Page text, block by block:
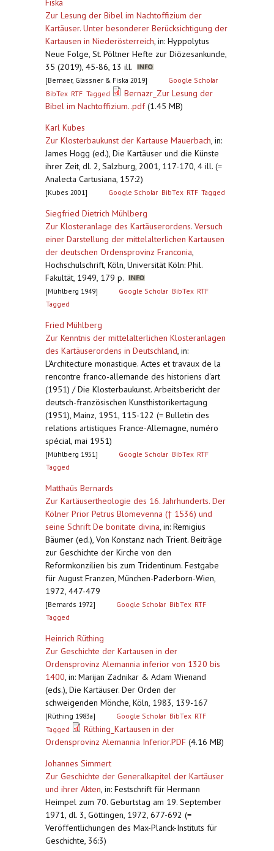
Fiska
Zur Lesung der Bibel im Nachtoffizium der
Kartäuser. Unter besonderer Berücksichtigung der
Kartausen in Niederösterreich, in: Hyppolytus
Neue Folge, St. Pöltner Hefte zur Diözesankunde,
35 (2019), 45-86, 13 ill.
[Bernaer, Glassner & Fiska 2019]
Google Scholar
BibTex RTF Tagged
Bernazr_Zur Lesung der
Bibel im Nachtoffizium..pdf(1.45 MB)
Karl Kubes
Zur Klosterbaukunst der Kartause Mauerbach, in:
James Hogg (ed.), Die Kartäuser und die Künste
ihrer Zeit, dl. 2, Salzburg, 2001, 117-170, 4 ill. (=
Analecta Cartusiana, 157:2)
[Kubes 2001] Google Scholar BibTex RTF Tagged
Siegfried Dietrich Mühlberg
Zur Klosteranlage des Kartäuserordens. Versuch
einer Darstellung der mittelalterlichen Kartausen
der deutschen Ordensprovinz Franconia,
Hochschulschrift, Köln, Universität Köln: Phil.
Fakultät, 1949, 179 p.
[Mühlberg 1949] Google Scholar BibTex RTF
Tagged
Fried Mühlberg
Zur Kenntnis der mittelalterlichen Klosteranlagen
des Kartäuserordens in Deutschland, in:
L'Architecture monastique. Actes et travaux de la
rencontre franco-allemande des historiens d'art
(1951) / Die Klosterbaukunst. Arbeitsbericht der
deutsch-französischen Kunsthistorikertagung
(1951), Mainz, 1951, 115-122 (= Bulletin des
relations artistiques France-Allemagne, numéro
spécial, mai 1951)
[Mühlberg 1951] Google Scholar BibTex RTF
Tagged
Matthaüs Bernards
Zur Kartäusertheologie des 16. Jahrhunderts. Der
Kölner Prior Petrus Blomevenna († 1536) und
seine Schrift De bonitate divina, in: Remigius
Bäumer (ed.), Von Konstanz nach Trient. Beiträge
zur Geschichte der Kirche von den
Reformkonzilien bis zum Tridentinum. Festgabe
für August Franzen, München-Paderborn-Wien,
1972, 447-479
[Bernards 1972] Google Scholar BibTex RTF
Tagged
Heinrich Rüthing
Zur Geschichte der Kartausen in der
Ordensprovinz Alemannia inferior von 1320 bis
1400, in: Marijan Zadnikar & Adam Wienand
(eds.), Die Kartäuser. Der Orden der
schweigenden Mönche, Köln, 1983, 139-167
[Rüthing 1983a] Google Scholar BibTex RTF
Tagged
Rüthing_Kartausen in der
Ordensprovinz Alemannia Inferior.PDF (4.16 MB)
Johannes Simmert
Zur Geschichte der Generalkapitel der Kartäuser
und ihrer Akten, in: Festschrift für Hermann
Heimpel zum 70. Geburtstag am 19. September
1971, dl. 3, Göttingen, 1972, 677-692 (=
Veröffentlichungen des Max-Planck-Instituts für
Geschichte, 36:3)